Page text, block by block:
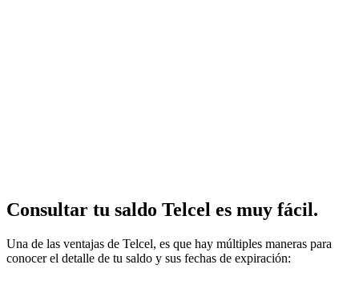
Consultar tu saldo Telcel es muy fácil.
Una de las ventajas de Telcel, es que hay múltiples maneras para
conocer el detalle de tu saldo y sus fechas de expiración: